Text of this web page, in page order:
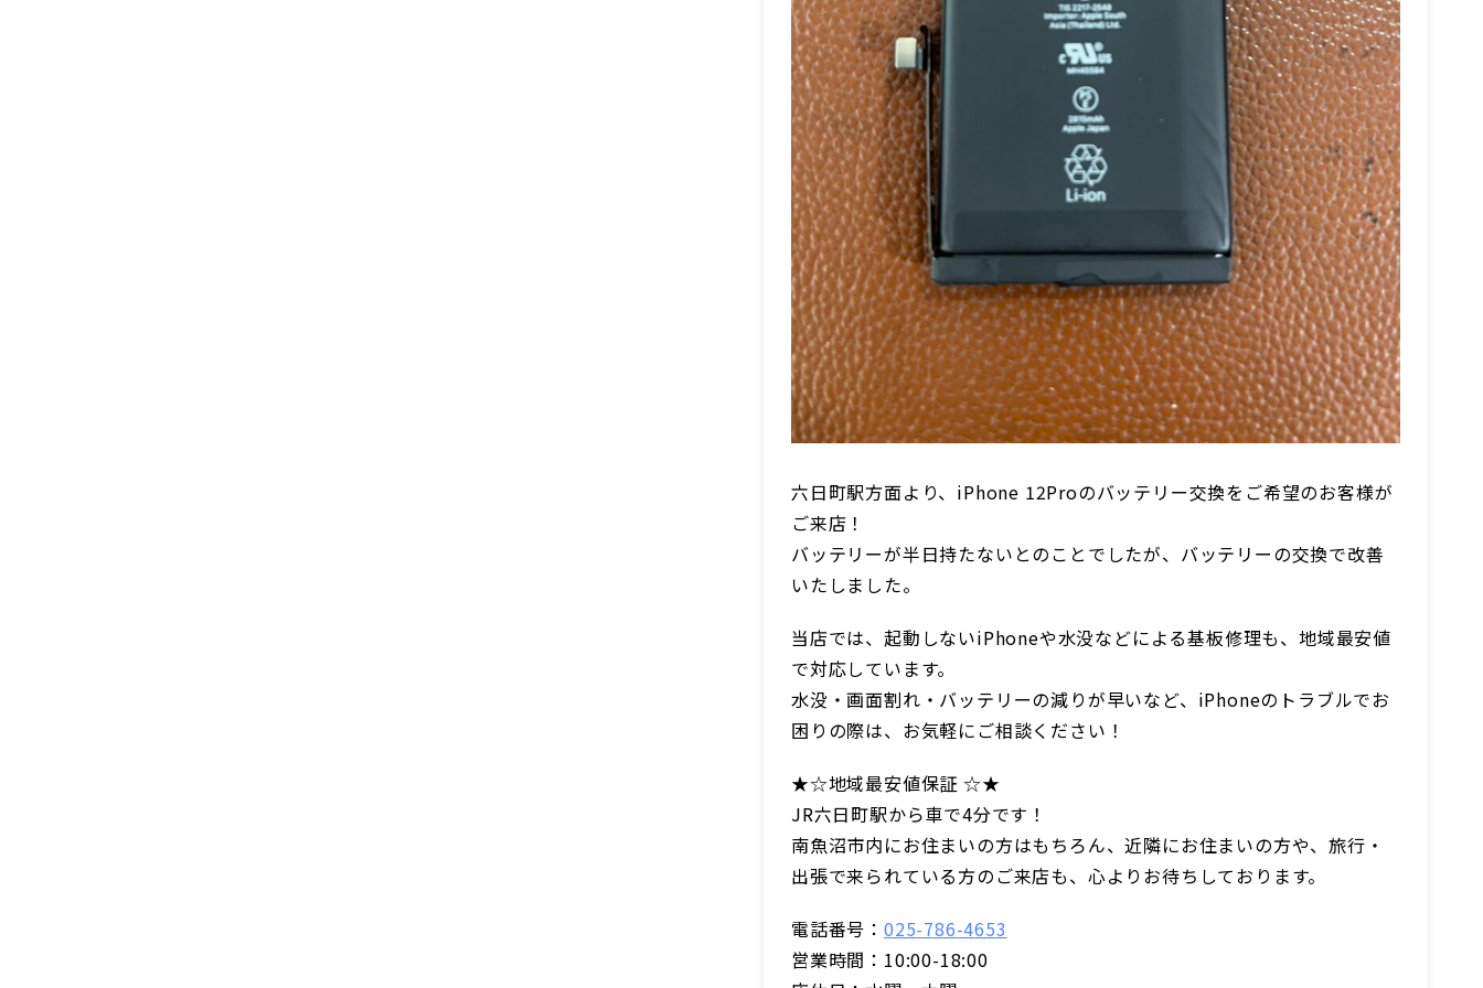
六日町駅方面より、iPhone 12Proのバッテリー交換をご希望のお客様が
ご来店！
バッテリーが半日持たないとのことでしたが、バッテリーの交換で改善
いたしました。
当店では、起動しないiPhoneや水没などによる基板修理も、地域最安値
で対応しています。
水没・画面割れ・バッテリーの減りが早いなど、iPhoneのトラブルでお
困りの際は、お気軽にご相談ください！
★☆地域最安値保証 ☆★
JR六日町駅から車で4分です！
南魚沼市内にお住まいの方はもちろん、近隣にお住まいの方や、旅行・
出張で来られている方のご来店も、心よりお待ちしております。
電話番号： 025-786-4653
営業時間：10:00-18:00